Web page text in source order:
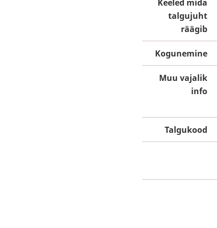
Keeled mida
talgujuht
räägib
Kogunemine
Muu vajalik
info
Talgukood